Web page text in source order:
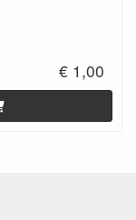
€ 1,00